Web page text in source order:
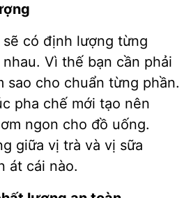
có định lượng từng
Vì thế bạn cần phải
sao cho chuẩn từng phần.
pha chế mới tạo nên
ngon cho đồ uống.
giữa vị trà và vị sữa
át cái nào.